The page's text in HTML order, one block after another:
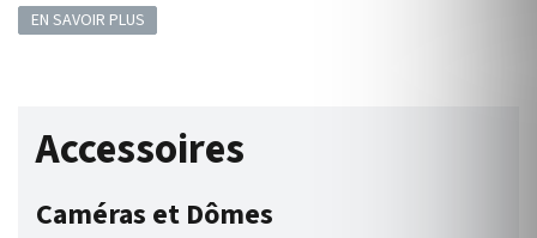
EN SAVOIR PLUS
Accessoires
Caméras et Dômes